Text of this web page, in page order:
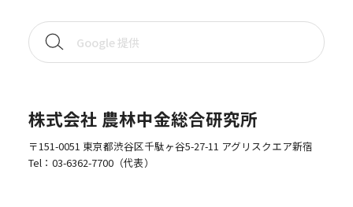
株式会社 農林中金総合研究所
〒151-0051 東京都渋谷区千駄ヶ谷5-27-11 アグリスクエア新宿
Tel： 03-6362-7700（代表）